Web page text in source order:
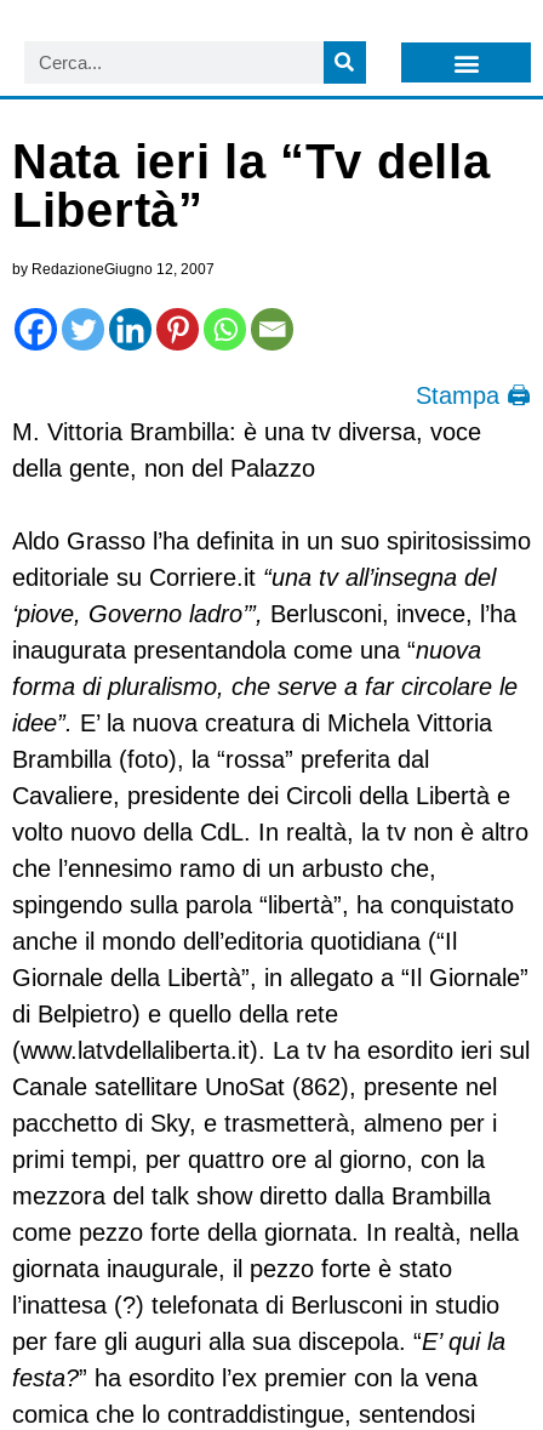
Nata ieri la “Tv della
Libertà”
by RedazioneGiugno 12, 2007
Stampa 🖨
M. Vittoria Brambilla: è una tv diversa, voce
della gente, non del Palazzo
Aldo Grasso l’ha definita in un suo spiritosissimo
editoriale su Corriere.it “una tv all’insegna del
‘piove, Governo ladro’”, Berlusconi, invece, l’ha
inaugurata presentandola come una “nuova
forma di pluralismo, che serve a far circolare le
idee”. E’ la nuova creatura di Michela Vittoria
Brambilla (foto), la “rossa” preferita dal
Cavaliere, presidente dei Circoli della Libertà e
volto nuovo della CdL. In realtà, la tv non è altro
che l’ennesimo ramo di un arbusto che,
spingendo sulla parola “libertà”, ha conquistato
anche il mondo dell’editoria quotidiana (“Il
Giornale della Libertà”, in allegato a “Il Giornale”
di Belpietro) e quello della rete
(www.latvdellaliberta.it). La tv ha esordito ieri sul
Canale satellitare UnoSat (862), presente nel
pacchetto di Sky, e trasmetterà, almeno per i
primi tempi, per quattro ore al giorno, con la
mezzora del talk show diretto dalla Brambilla
come pezzo forte della giornata. In realtà, nella
giornata inaugurale, il pezzo forte è stato
l’inattesa (?) telefonata di Berlusconi in studio
per fare gli auguri alla sua discepola. “E’ qui la
festa?” ha esordito l’ex premier con la vena
comica che lo contraddistingue, sentendosi